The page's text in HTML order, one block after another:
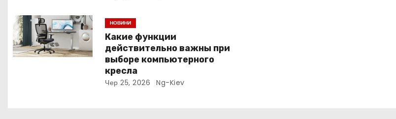
и
с
НОВИНИ
Какие функции
действительно важны при
выборе компьютерного
кресла
Чер 25, 2026 Ng-Kiev